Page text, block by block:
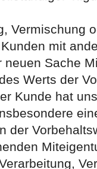
Vermischung
mit
neuen Sache
Werts der
Kunde hat
der